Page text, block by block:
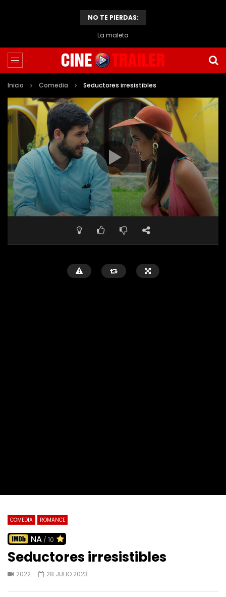
NO TE PIERDAS:
La maleta
Inicio Comedia Seductores irresistibles
COMEDIA ROMANCE
NA / 10
Seductores irresistibles
2022 28 JULIO 2023